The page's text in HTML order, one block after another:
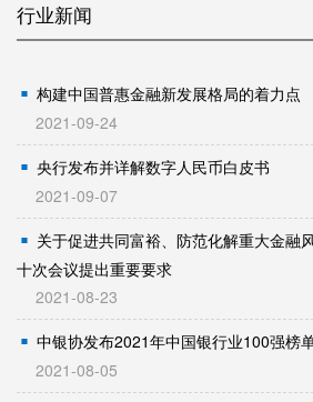
行业新闻
构建中国普惠金融新发展格局的着力点
2021-09-24
央行发布并详解数字人民币白皮书
2021-09-07
关于促进共同富裕、防范化解重大金融
十次会议提出重要要求
2021-08-23
中银协发布2021年中国银行业100强榜
2021-08-05